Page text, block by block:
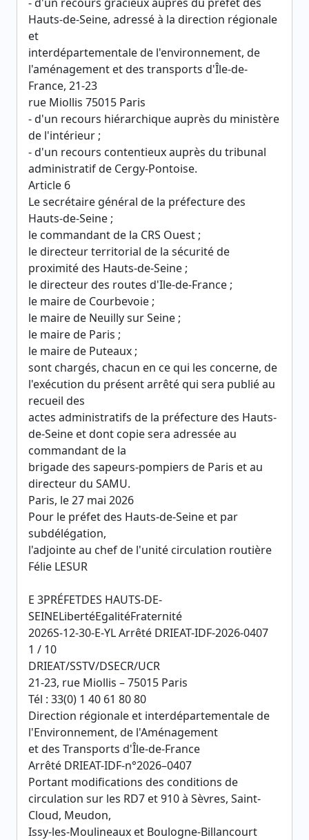
Hauts-de-Seine, adressé à la direction régionale
et
interdépartementale de l'environnement, de
l'aménagement et des transports d'Île-de-
France, 21-23
rue Miollis 75015 Paris
- d'un recours hiérarchique auprès du ministère
de l'intérieur ;
- d'un recours contentieux auprès du tribunal
administratif de Cergy-Pontoise.
Article 6
Le secrétaire général de la préfecture des
Hauts-de-Seine ;
le commandant de la CRS Ouest ;
le directeur territorial de la sécurité de
proximité des Hauts-de-Seine ;
le directeur des routes d'Ile-de-France ;
le maire de Courbevoie ;
le maire de Neuilly sur Seine ;
le maire de Paris ;
le maire de Puteaux ;
sont chargés, chacun en ce qui les concerne, de
l'exécution du présent arrêté qui sera publié au
recueil des
actes administratifs de la préfecture des Hauts-
de-Seine et dont copie sera adressée au
commandant de la
brigade des sapeurs-pompiers de Paris et au
directeur du SAMU.
Paris, le 27 mai 2026
Pour le préfet des Hauts-de-Seine et par
subdélégation,
l'adjointe au chef de l'unité circulation routière
Félie LESUR
E 3PRÉFETDES HAUTS-DE-
SEINELibertéEgalitéFraternité
2026S-12-30-E-YL Arrêté DRIEAT-IDF-2026-0407
1 / 10
DRIEAT/SSTV/DSECR/UCR
21-23, rue Miollis – 75015 Paris
Tél : 33(0) 1 40 61 80 80
Direction régionale et interdépartementale de
l'Environnement, de l'Aménagement
et des Transports d'Île-de-France
Arrêté DRIEAT-IDF-n°2026–0407
Portant modifications des conditions de
circulation sur les RD7 et 910 à Sèvres, Saint-
Cloud, Meudon,
Issy-les-Moulineaux et Boulogne-Billancourt